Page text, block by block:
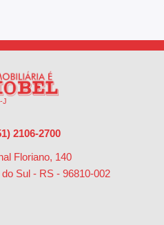
J
2106-2700
Floriano, 140
Sul - RS - 96810-002